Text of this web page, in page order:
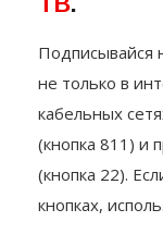
ТВ.
Подписывайся
не только в
кабельных
(кнопка 811) и
(кнопка 22).